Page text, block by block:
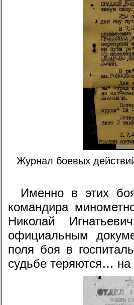
Журнал боевых
Именно в этих
командира
Николай
официальным
поля боя в
судьбе теряются…